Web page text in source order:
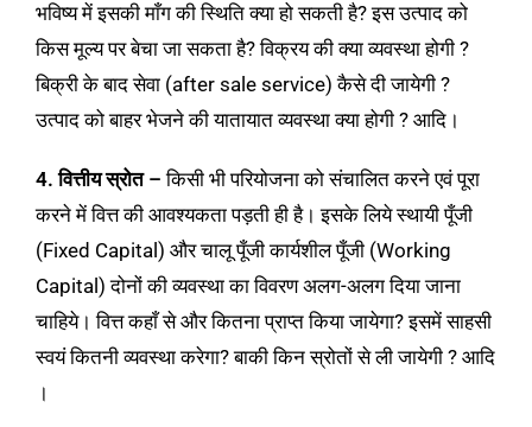
भविष्य में इसकी माँग की स्थिति क्या हो सकती है? इस उत्पाद को
किस मूल्य पर बेचा जा सकता है? विक्रय की क्या व्यवस्था होगी ?
बिक्री के बाद सेवा (after sale service) कैसे दी जायेगी ?
उत्पाद को बाहर भेजने की यातायात व्यवस्था क्या होगी ? आदि।
4. वित्तीय स्रोत – किसी भी परियोजना को संचालित करने एवं पूरा
करने में वित्त की आवश्यकता पड़ती ही है। इसके लिये स्थायी पूँजी
(Fixed Capital) और चालू पूँजी कार्यशील पूँजी (Working
Capital) दोनों की व्यवस्था का विवरण अलग-अलग दिया जाना
चाहिये। वित्त कहाँ से और कितना प्राप्त किया जायेगा? इसमें साहसी
स्वयं कितनी व्यवस्था करेगा? बाकी किन स्रोतों से ली जायेगी ? आदि
।